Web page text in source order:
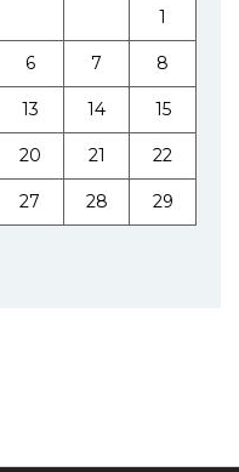
1
6 7 8
13 14 15
20 21 22
27 28 29